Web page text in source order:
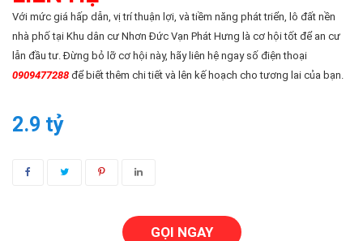
Với mức giá hấp dẫn, vị trí thuận lợi, và tiềm năng phát triển, lô đất nền
nhà phố tại Khu dân cư Nhơn Đức Vạn Phát Hưng là cơ hội tốt để an cư
lẫn đầu tư. Đừng bỏ lỡ cơ hội này, hãy liên hệ ngay số điện thoại
0909477288 để biết thêm chi tiết và lên kế hoạch cho tương lai của bạn.
2.9 tỷ
GỌI NGAY